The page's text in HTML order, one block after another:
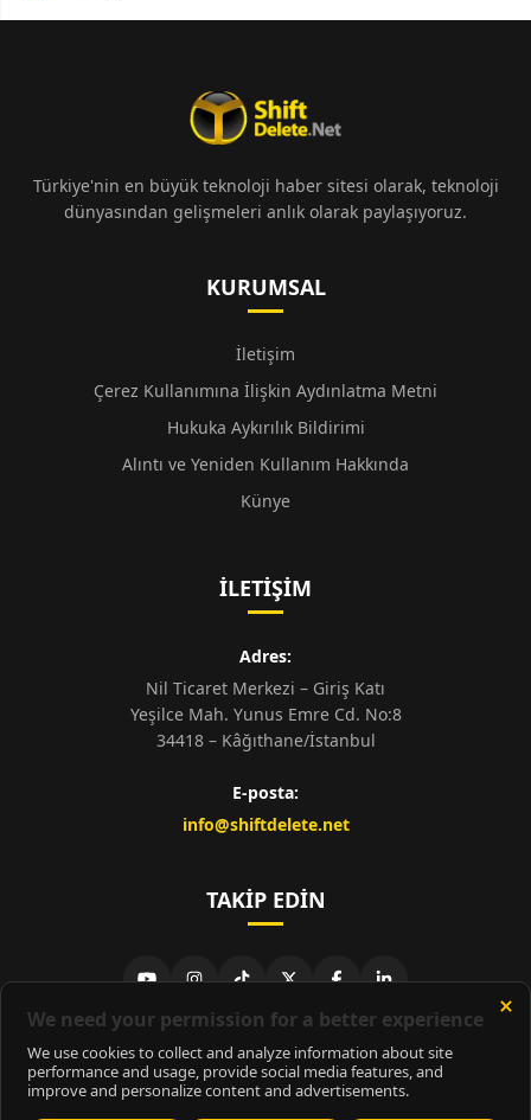
Türkiye'nin en büyük teknoloji haber sitesi olarak, teknoloji
dünyasından gelişmeleri anlık olarak paylaşıyoruz.
KURUMSAL
İletişim
Çerez Kullanımına İlişkin Aydınlatma Metni
Hukuka Aykırılık Bildirimi
Alıntı ve Yeniden Kullanım Hakkında
Künye
İLETIŞIM
Adres:
Nil Ticaret Merkezi – Giriş Katı
Yeşilce Mah. Yunus Emre Cd. No:8
34418 – Kâğıthane/İstanbul
E-posta:
info@shiftdelete.net
TAKIP EDIN